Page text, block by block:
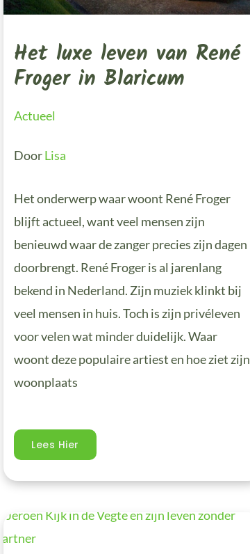
Het luxe leven van René
Froger in Blaricum
Actueel
DoorLisa
Het onderwerp waar woont René Froger
blijft actueel, want veel mensen zijn
benieuwd waar de zanger precies zijn dagen
doorbrengt. René Froger is al jarenlang
bekend in Nederland. Zijn muziek klinkt bij
veel mensen in huis. Toch is zijn privéleven
voor velen wat minder duidelijk. Waar
woont deze populaire artiest en hoe ziet zijn
woonplaats
Lees Hier
Jeroen
Kijk
In